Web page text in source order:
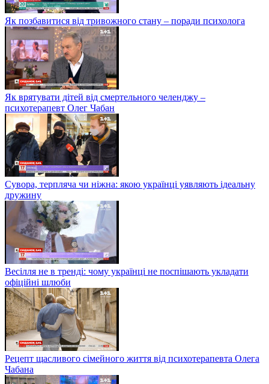
Як позбавитися від тривожного стану – поради психолога
Як врятувати дітей від смертельного челенджу –
психотерапевт Олег Чабан
Сувора, терпляча чи ніжна: якою українці уявляють ідеальну
дружину
Весілля не в тренді: чому українці не поспішають укладати
офіційні шлюби
Рецепт щасливого сімейного життя від психотерапевта Олега
Чабана